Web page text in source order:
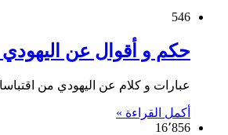
546
حكم و أقوال عن اليهودي : 12 مقولة عن
عبارات و كلام عن اليهودي من
أكمل القراءة »
16٬856